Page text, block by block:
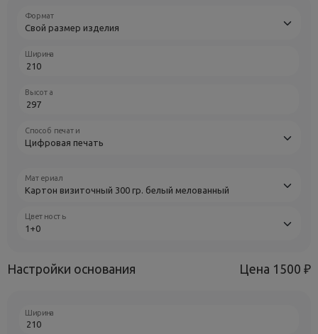
Формат
Ширина
Высота
Способ печати
Материал
Цветность
Настройки основания Цена 1500 ₽
Ширина